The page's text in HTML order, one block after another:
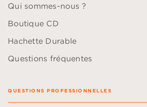
Qui sommes-nous ?
Boutique CD
Hachette Durable
Questions fréquentes
QUESTIONS PROFESSIONNELLES